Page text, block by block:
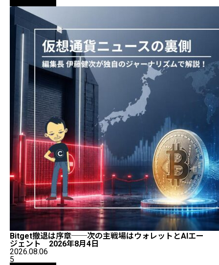
Bitget撤退は序章──次の主戦場はウォレットとAIエー
ジェント 2026年8月4日
2026.08.06
5